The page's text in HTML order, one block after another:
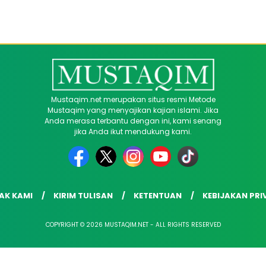
Mustaqim.net merupakan situs resmi Metode
Mustaqim yang menyajikan kajian islami. Jika
Anda merasa terbantu dengan ini, kami senang
jika Anda ikut mendukung kami.
KAMI KIRIM TULISAN KETENTUAN KEBIJAKAN
COPYRIGHT © 2026 MUSTAQIM.NET - ALL RIGHTS RESERVED